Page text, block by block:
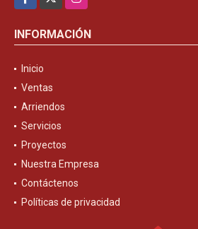
INFORMACIÓN
Inicio
Ventas
Arriendos
Servicios
Proyectos
Nuestra Empresa
Contáctenos
Políticas de privacidad